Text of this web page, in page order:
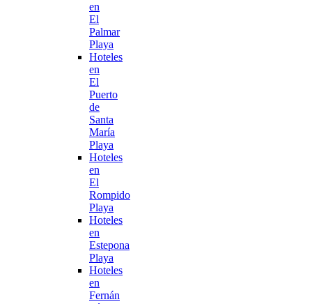
en
El
Palmar
Playa
Hoteles
en
El
Puerto
de
Santa
María
Playa
Hoteles
en
El
Rompido
Playa
Hoteles
en
Estepona
Playa
Hoteles
en
Fernán